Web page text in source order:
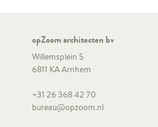
opZoom architecten bv
Willemsplein 5
6811 KA Arnhem
+31 26 368 42 70
bureau@opzoom.nl